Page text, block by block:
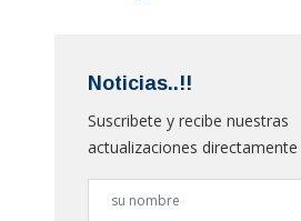
Noticias..!!
Suscribete y recibe nuestras
actualizaciones